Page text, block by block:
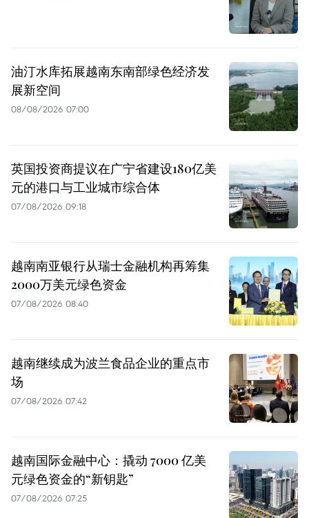
油汀水库拓展越南东南部绿色经济发
展新空间
08/08/2026 07:00
英国投资商提议在广宁省建设180亿美
元的港口与工业城市综合体
07/08/2026 09:18
越南南亚银行从瑞士金融机构再筹集
2000万美元绿色资金
07/08/2026 08:40
越南继续成为波兰食品企业的重点市
场
07/08/2026 07:42
越南国际金融中心：撬动 7000 亿美
元绿色资金的“新钥匙”
07/08/2026 07:25